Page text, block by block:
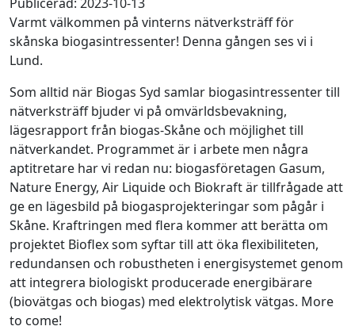
Varmt välkommen på vinterns nätverksträff för
skånska biogasintressenter! Denna gången ses vi i
Lund.
Som alltid när Biogas Syd samlar biogasintressenter till
nätverksträff bjuder vi på omvärldsbevakning,
lägesrapport från biogas-Skåne och möjlighet till
nätverkandet. Programmet är i arbete men några
aptitretare har vi redan nu: biogasföretagen Gasum,
Nature Energy, Air Liquide och Biokraft är tillfrågade att
ge en lägesbild på biogasprojekteringar som pågår i
Skåne. Kraftringen med flera kommer att berätta om
projektet Bioflex som syftar till att öka flexibiliteten,
redundansen och robustheten i energisystemet genom
att integrera biologiskt producerade energibärare
(biovätgas och biogas) med elektrolytisk vätgas. More
to come!